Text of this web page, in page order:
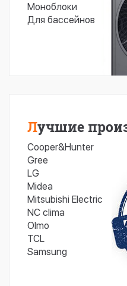
Моноблоки
Для бассейнов
Лучшие
Cooper&Hunter
Gree
LG
Midea
Mitsubishi Electric
NC clima
Olmo
TCL
Samsung